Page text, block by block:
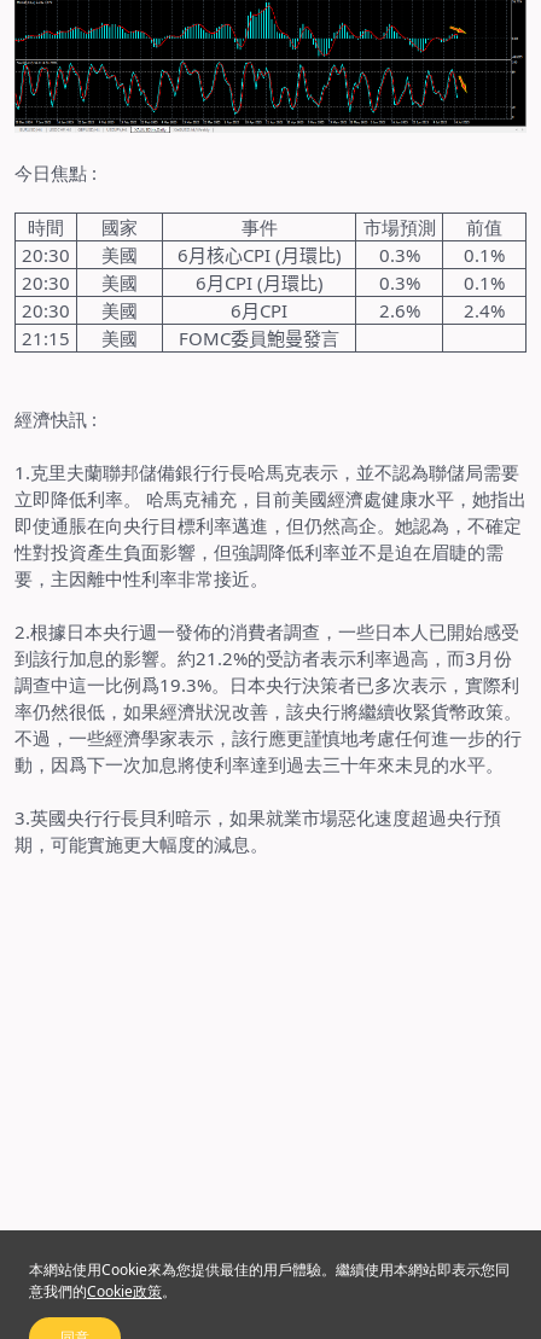
今日焦點 :
時間 國家 事件 市場預測
前值
20:30
美國 6月核心CPI (月環比) 0.3%
0.1%
20:30
美國 6月CPI (月環比) 0.3%
0.1%
20:30
美國 6月CPI 2.6%
2.4%
21:15
美國 FOMC委員鮑曼發言
經濟快訊 :
1.克里夫蘭聯邦儲備銀行行長哈馬克表示，並不認為聯儲局需要
立即降低利率。 哈馬克補充，目前美國經濟處健康水平，她指出
即使通脹在向央行目標利率邁進，但仍然高企。她認為，不確定
性對投資產生負面影響，但強調降低利率並不是迫在眉睫的需
要，主因離中性利率非常接近。
2.根據日本央行週一發佈的消費者調查，一些日本人已開始感受
到該行加息的影響。約21.2%的受訪者表示利率過高，而3 月份
調查中這一比例爲19.3%。日本央行決策者已多次表示，實際利
率仍然很低，如果經濟狀況改善，該央行將繼續收緊貨幣政策。
不過，一些經濟學家表示，該行應更謹慎地考慮任何進一步的行
動，因爲下一次加息將使利率達到過去三十年來未見的水平。
3.英國央行行長貝利暗示，如果就業市場惡化速度超過央行預
期，可能實施更大幅度的減息。
本網站使用Cookie來為您提供最佳的用戶體驗。繼續使用本網站即表示您同
意我們的Cookie政策。